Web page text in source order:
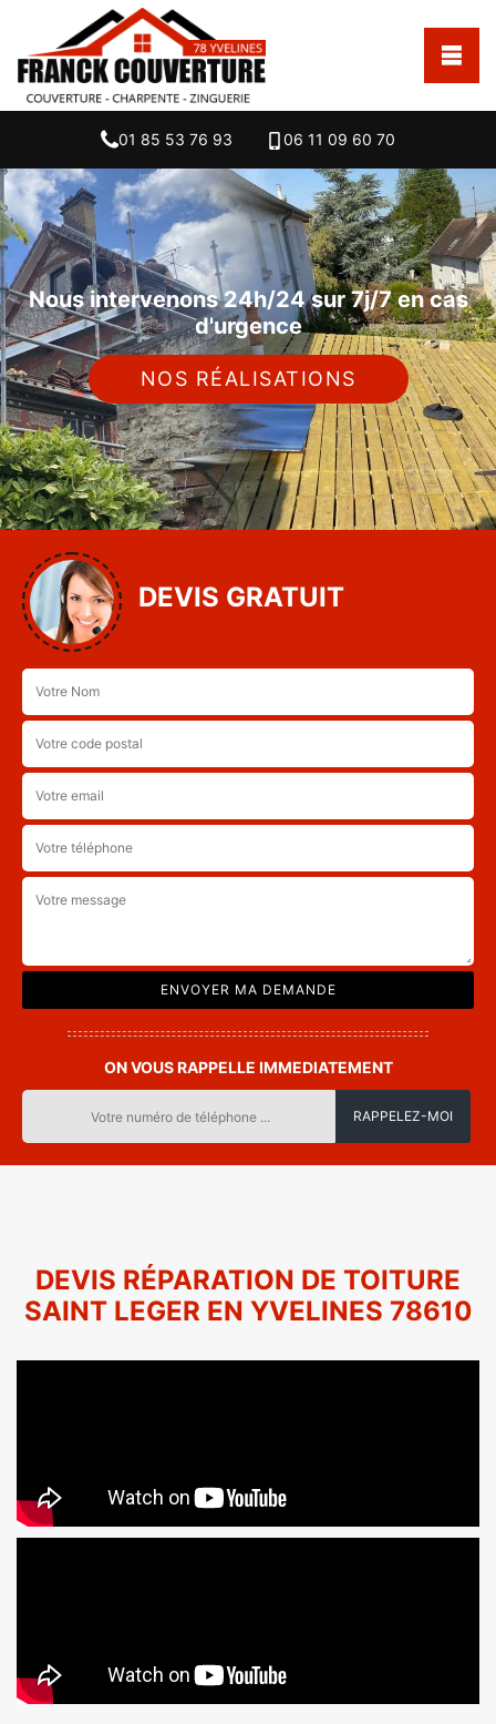
01 85 53 76 93 06 11 09 60 70
Nous intervenons 24h/24 sur 7j/7 en cas
d'urgence
NOS RÉALISATIONS
DEVIS GRATUIT
ON VOUS RAPPELLE IMMEDIATEMENT
DEVIS RÉPARATION DE TOITURE
SAINT LEGER EN YVELINES 78610